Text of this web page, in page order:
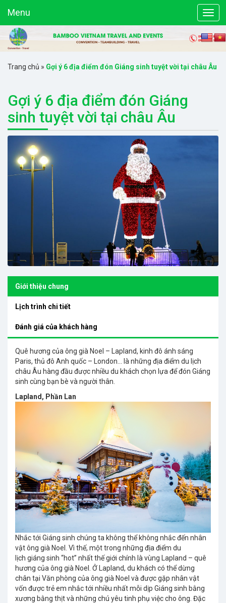
Menu
Trang chủ » Gợi ý 6 địa điểm đón Giáng sinh tuyệt vời tại châu Âu
Gợi ý 6 địa điểm đón Giáng
sinh tuyệt vời tại châu Âu
Giới thiệu chung
Lịch trình chi tiết
Đánh giá của khách hàng
Quê hương của ông già Noel – Lapland, kinh đô ánh sáng
Paris, thủ đô Anh quốc – London… là những địa điểm du lịch
châu Âu hàng đầu được nhiều du khách chọn lựa để đón Giáng
sinh cùng bạn bè và người thân.
Lapland, Phần Lan
Nhắc tới Giáng sinh chúng ta không thể không nhắc đến nhân
vật ông già Noel. Vì thế, một trong những địa điểm du
lịch giáng sinh “hot” nhất thế giới chính là vùng Lapland – quê
hương của ông già Noel. Ở Lapland, du khách có thể dừng
chân tại Văn phòng của ông già Noel và được gặp nhân vật
vốn được trẻ em nhắc tới nhiều nhất mỗi dịp Giáng sinh bằng
xương bằng thịt và những chú yêu tinh phụ việc cho ông. Đặc